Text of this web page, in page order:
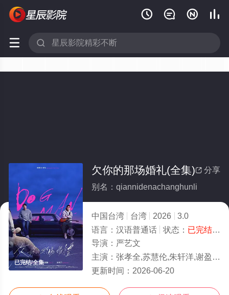
   
 
已完结/全集
 分享
欠你的那场婚礼(全集)
别名：qiannidenachanghunli
中国台湾 台湾 2026
3.0
语言： 汉语普通话 状态： 已完结- 免
导演： 严艺文
主演： 张孝全,苏慧伦,朱轩洋,谢盈萱,姚淳耀,黄迪扬,王渝萱,蒲禾菲,裴子齐
更新时间： 2026-06-20